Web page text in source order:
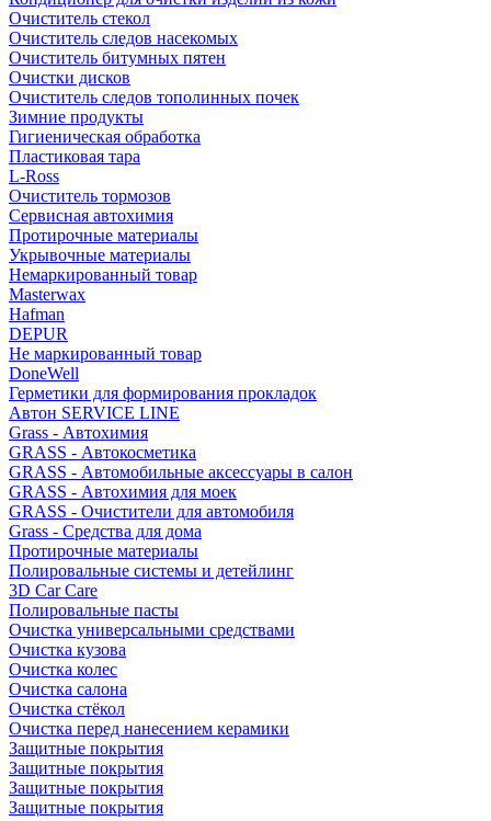
Очиститель стекол
Очиститель следов насекомых
Очиститель битумных пятен
Очистки дисков
Очиститель следов тополинных почек
Зимние продукты
Гигиеническая обработка
Пластиковая тара
L-Ross
Очиститель тормозов
Сервисная автохимия
Протирочные материалы
Укрывочные материалы
Немаркированный товар
Masterwax
Hafman
DEPUR
Не маркированный товар
DoneWell
Герметики для формирования прокладок
Автон SERVICE LINE
Grass - Автохимия
GRASS - Автокосметика
GRASS - Автомобильные аксессуары в салон
GRASS - Автохимия для моек
GRASS - Очистители для автомобиля
Grass - Средства для дома
Протирочные материалы
Полировальные системы и детейлинг
3D Car Care
Полировальные пасты
Очистка универсальными средствами
Очистка кузова
Очистка колес
Очистка салона
Очистка стёкол
Очистка перед нанесением керамики
Защитные покрытия
Защитные покрытия
Защитные покрытия
Защитные покрытия